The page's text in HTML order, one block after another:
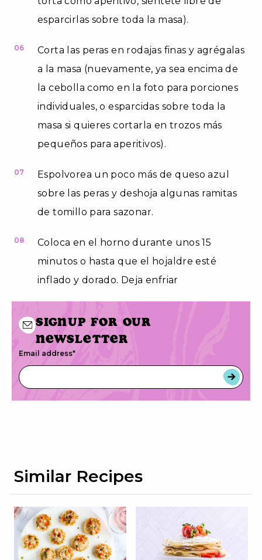
esparcirlas sobre toda la masa).
06
Corta las peras en rodajas finas y agrégalas
a la masa (nuevamente, ya sea encima de
la cebolla como en la foto para porciones
individuales, o esparcidas sobre toda la
masa si quieres cortarla en trozos más
pequeños para aperitivos).
07
Espolvorea un poco más de queso azul
sobre las peras y deshoja algunas ramitas
de tomillo para sazonar.
08
Coloca en el horno durante unos 15
minutos o hasta que el hojaldre esté
inflado y dorado. Deja enfriar
Signup for our
newsletter
Email address*
Similar Recipes